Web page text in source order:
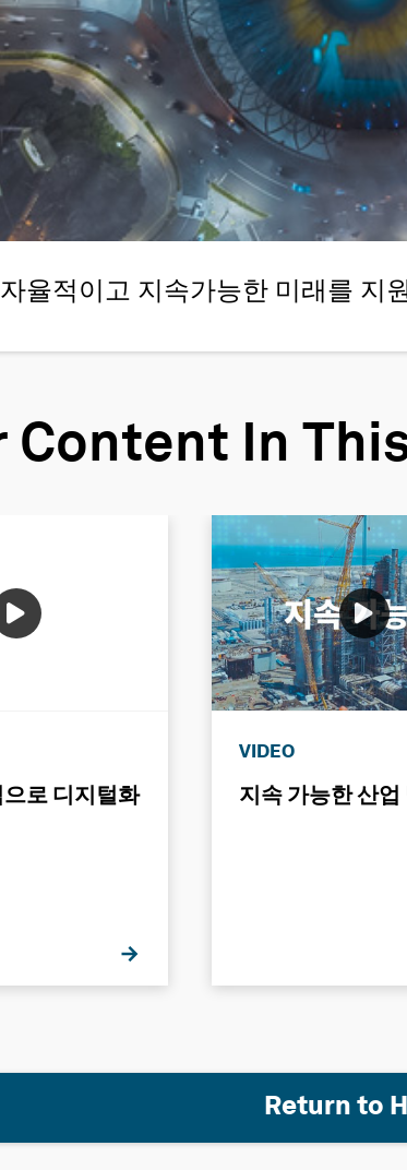
율적이고 지속가능한 미래를 지
Content In
로 디지털화
VIDEO
지속 가능한 산업
Return to